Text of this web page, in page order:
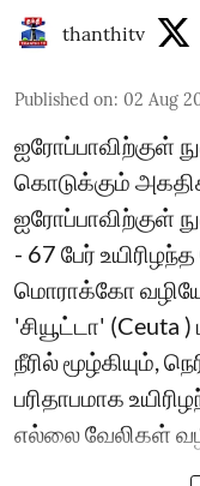
thanthitv
Published on: 02 Aug
ஐரோப்பாவிற்குள்
கொடுக்கும்
ஐரோப்பாவிற்குள்
- 67 பேர்
மொராக்கோ வழியே
'சியூட்டா' (Ceuta
நீரில் மூழ்கியும்,
பரிதாபமாக
எல்லை வேலிகள்